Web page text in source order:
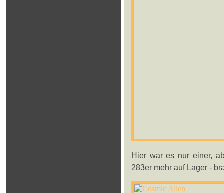
Hier war es nur einer,
283er mehr auf Lager -